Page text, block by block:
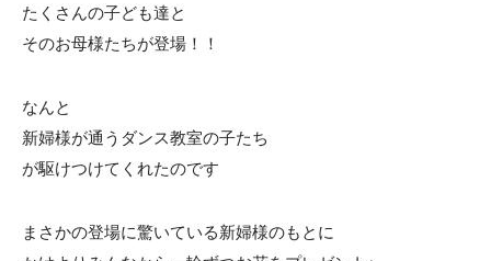
たくさんの子ども達と
そのお母様たちが登場！！
なんと
新婦様が通うダンス教室の子たち
が駆けつけてくれたのです
まさかの登場に驚いている新婦様のもとに